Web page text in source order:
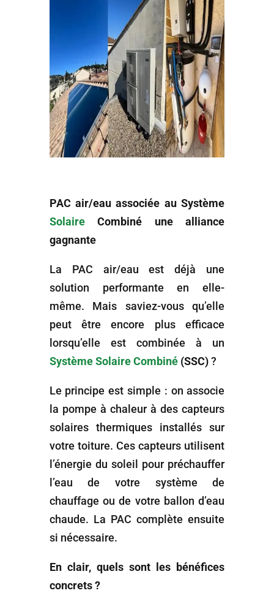
PAC air/eau associée au Système
SolaireCombiné une alliance
gagnante
La PAC air/eau est déjà une
solution performante en elle-
même. Mais saviez-vous qu’elle
peut être encore plus efficace
lorsqu’elle est combinée à un
Système Solaire Combiné(SSC)?
Le principe est simple : on associe
la pompe à chaleur à des capteurs
solaires thermiques installés sur
votre toiture. Ces capteurs utilisent
l’énergie du soleil pour préchauffer
l’eau de votre système de
chauffage ou de votre ballon d’eau
chaude. La PAC complète ensuite
si nécessaire.
En clair, quels sont les bénéfices
concrets ?